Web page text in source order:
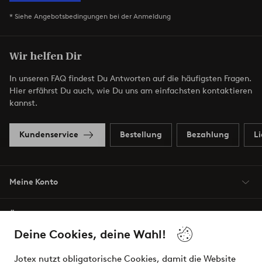
Deine Cookies, deine Wahl!
Jotex nutzt obligatorische Cookies, damit die Website
* Siehe Angebotsbedingungen bei der Anmeldung
Wir helfen Dir
In unseren FAQ findest Du Antworten auf die häufigsten Fragen.
Hier erfährst Du auch, wie Du uns am einfachsten kontaktieren
kannst.
Kundenservice Bestellung Bezahlung
Meine Konto